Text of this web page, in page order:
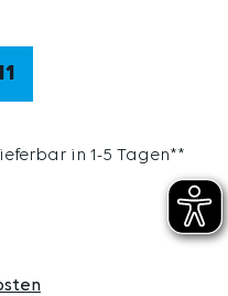
in 1-5 Tagen**